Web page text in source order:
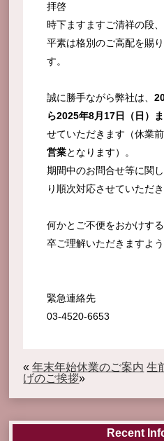
拝啓
時下ますますご清祥の段
平素は格別のご高配を賜
す。
誠に勝手ながら弊社は、
ら2025年8月17日（日）
せていただきます（休業前
営業となります）。
期間中のお問合せ等に関
り順次対応させていただき
何かとご不便をおかけす
卒ご理解いただきますよ
緊急連絡先
03-4520-6653
«年末年始休業のご案内 生
げのご挨拶»
Recent